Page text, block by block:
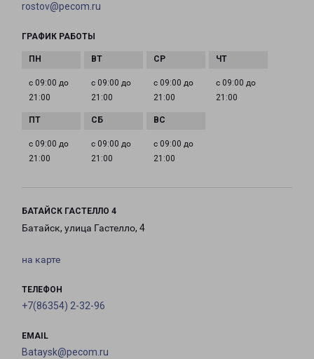
rostov@pecom.ru
ГРАФИК РАБОТЫ
с 09:00 до
21:00
с 09:00 до
21:00
с 09:00 до
21:00
с 09:00 до
21:00
с 09:00 до
21:00
с 09:00 до
21:00
с 09:00 до
21:00
БАТАЙСК ГАСТЕЛЛО 4
Батайск, улица Гастелло, 4
на карте
ТЕЛЕФОН
+7(86354) 2-32-96
EMAIL
Bataysk@pecom.ru